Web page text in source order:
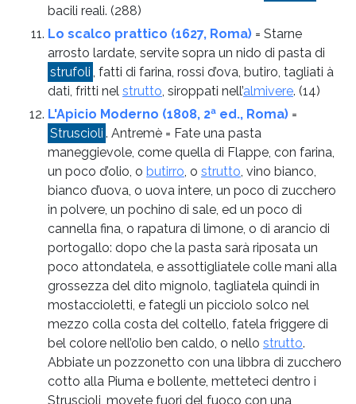
bacili reali. (288)
Lo scalco prattico (1627, Roma) = Starne
arrosto lardate, servite sopra un nido di pasta di
strufoli , fatti di farina, rossi d’ova, butiro, tagliati à
dati, fritti nel strutto, siroppati nell’almivere. (14)
L'Apicio Moderno (1808, 2ª ed., Roma) =
Struscioli . Antremè = Fate una pasta
maneggievole, come quella di Flappe, con farina,
un poco d’olio, o butirro, o strutto, vino bianco,
bianco d’uova, o uova intere, un poco di zucchero
in polvere, un pochino di sale, ed un poco di
cannella fina, o rapatura di limone, o di arancio di
portogallo: dopo che la pasta sarà riposata un
poco attondatela, e assottigliatele colle mani alla
grossezza del dito mignolo, tagliatela quindi in
mostaccioletti, e fategli un picciolo solco nel
mezzo colla costa del coltello, fatela friggere di
bel colore nell’olio ben caldo, o nello strutto.
Abbiate un pozzonetto con una libbra di zucchero
cotto alla Piuma e bollente, metteteci dentro i
Struscioli, movete fuori del fuoco con una